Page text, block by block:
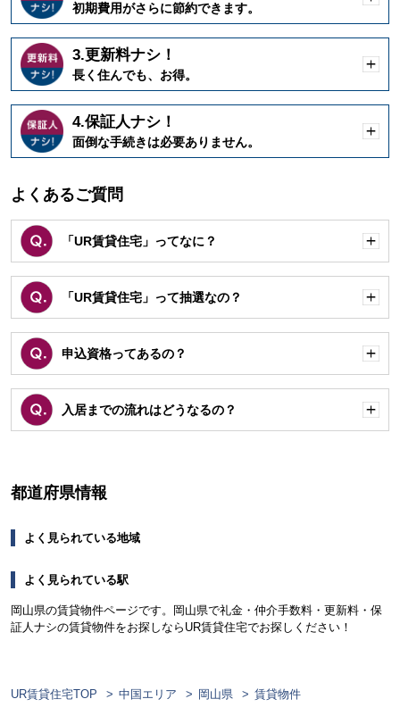
初期費用がさらに節約できます。
く
3.更新料ナシ！
長く住んでも、お得。
く
4.保証人ナシ！
面倒な手続きは必要ありません。
く
よくあるご質問
「UR賃貸住宅」ってなに？
く
「UR賃貸住宅」って抽選なの？
く
申込資格ってあるの？
く
入居までの流れはどうなるの？
く
都道府県情報
よく見られている地域
よく見られている駅
岡山県の賃貸物件ページです。岡山県で礼金・仲介手数料・更新料・保
証人ナシの賃貸物件をお探しならUR賃貸住宅でお探しください！
UR賃貸住宅TOP 中国エリア 岡山県 賃貸物件